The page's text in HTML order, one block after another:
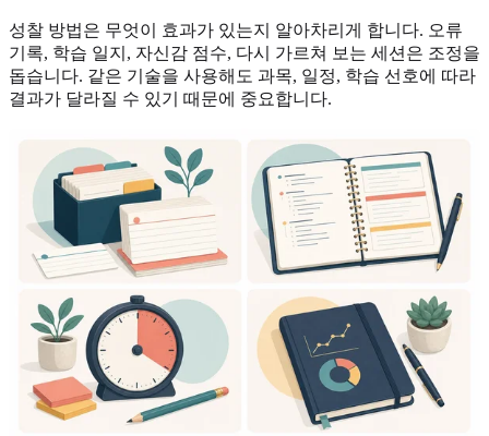
성찰 방법은 무엇이 효과가 있는지 알아차리게 합니다. 오류
기록, 학습 일지, 자신감 점수, 다시 가르쳐 보는 세션은 조정을
돕습니다. 같은 기술을 사용해도 과목, 일정, 학습 선호에 따라
결과가 달라질 수 있기 때문에 중요합니다.